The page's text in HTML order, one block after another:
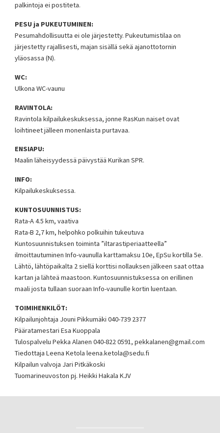
palkintoja ei postiteta.
PESU ja PUKEUTUMINEN:
Pesumahdollisuutta ei ole järjestetty. Pukeutumistilaa on
järjestetty rajallisesti, majan sisällä sekä ajanottotornin
yläosassa (N).
WC:
Ulkona WC-vaunu
RAVINTOLA:
Ravintola kilpailukeskuksessa, jonne RasKun naiset ovat
loihtineet jälleen monenlaista purtavaa.
ENSIAPU:
Maalin läheisyydessä päivystää Kurikan SPR.
INFO:
Kilpailukeskuksessa.
KUNTOSUUNNISTUS:
Rata-A 4.5 km, vaativa
Rata-B 2,7 km, helpohko polkuihin tukeutuva
Kuntosuunnistuksen toiminta ”iltarastiperiaatteella”
ilmoittautuminen Info-vaunulla karttamaksu 10e, EpSu kortilla 5e.
Lähtö, lähtöpaikalta 2 siellä korttisi nollauksen jälkeen saat ottaa
kartan ja lähteä maastoon. Kuntosuunnistuksessa on erillinen
maali josta tullaan suoraan Info-vaunulle kortin luentaan.
TOIMIHENKILÖT:
Kilpailunjohtaja Jouni Pikkumäki 040-739 2377
Pääratamestari Esa Kuoppala
Tulospalvelu Pekka Alanen 040-822 0591, pekkalanen@gmail.com
Tiedottaja Leena Ketola leena.ketola@sedu.fi
Kilpailun valvoja Jari Pitkäkoski
Tuomarineuvoston pj. Heikki Hakala KJV